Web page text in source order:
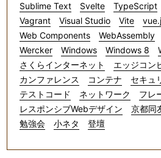
Sublime Text
Svelte TypeScript
Vagrant
Visual Studio Vite
Web Components
WebAssembly
Wercker
Windows Windows 8
さくらインターネット
エッジコン
カンファレンス
コンテナ セキュ
テストコード
ネットワーク
フレ
レスポンシブWebデザイン
京都同
勉強会
小ネタ 登壇